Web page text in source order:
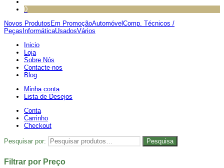
0
Novos Produtos Em PromoçãoAutomóvel Comp. Técnicos /
Peças InformáticaUsadosVários
Inicio
Loja
Sobre Nós
Contacte-nos
Blog
Minha conta
Lista de Desejos
Conta
Carrinho
Checkout
Pesquisar por: Pesquisa
Filtrar por Preço